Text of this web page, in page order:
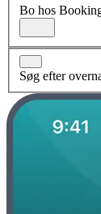
Bo hos
Søg efter